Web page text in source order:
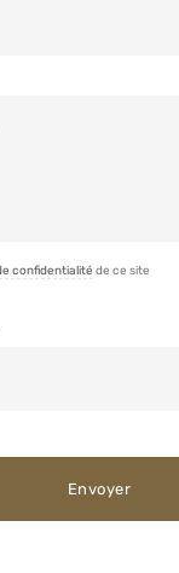
confidentialité de ce site